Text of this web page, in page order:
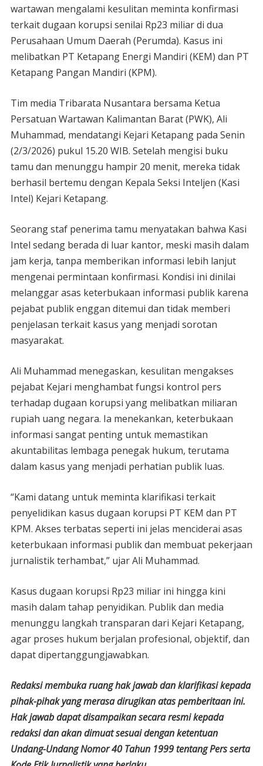
wartawan mengalami kesulitan meminta konfirmasi
terkait dugaan korupsi senilai Rp23 miliar di dua
Perusahaan Umum Daerah (Perumda). Kasus ini
melibatkan PT Ketapang Energi Mandiri (KEM) dan PT
Ketapang Pangan Mandiri (KPM).
Tim media Tribarata Nusantara bersama Ketua
Persatuan Wartawan Kalimantan Barat (PWK), Ali
Muhammad, mendatangi Kejari Ketapang pada Senin
(2/3/2026) pukul 15.20 WIB. Setelah mengisi buku
tamu dan menunggu hampir 20 menit, mereka tidak
berhasil bertemu dengan Kepala Seksi Inteljen (Kasi
Intel) Kejari Ketapang.
Seorang staf penerima tamu menyatakan bahwa Kasi
Intel sedang berada di luar kantor, meski masih dalam
jam kerja, tanpa memberikan informasi lebih lanjut
mengenai permintaan konfirmasi. Kondisi ini dinilai
melanggar asas keterbukaan informasi publik karena
pejabat publik enggan ditemui dan tidak memberi
penjelasan terkait kasus yang menjadi sorotan
masyarakat.
Ali Muhammad menegaskan, kesulitan mengakses
pejabat Kejari menghambat fungsi kontrol pers
terhadap dugaan korupsi yang melibatkan miliaran
rupiah uang negara. Ia menekankan, keterbukaan
informasi sangat penting untuk memastikan
akuntabilitas lembaga penegak hukum, terutama
dalam kasus yang menjadi perhatian publik luas.
“Kami datang untuk meminta klarifikasi terkait
penyelidikan kasus dugaan korupsi PT KEM dan PT
KPM. Akses terbatas seperti ini jelas menciderai asas
keterbukaan informasi publik dan membuat pekerjaan
jurnalistik terhambat,” ujar Ali Muhammad.
Kasus dugaan korupsi Rp23 miliar ini hingga kini
masih dalam tahap penyidikan. Publik dan media
menunggu langkah transparan dari Kejari Ketapang,
agar proses hukum berjalan profesional, objektif, dan
dapat dipertanggungjawabkan.
Redaksi membuka ruang hak jawab dan klarifikasi kepada
pihak-pihak yang merasa dirugikan atas pemberitaan ini.
Hak jawab dapat disampaikan secara resmi kepada
redaksi dan akan dimuat sesuai dengan ketentuan
Undang-Undang Nomor 40 Tahun 1999 tentang Pers serta